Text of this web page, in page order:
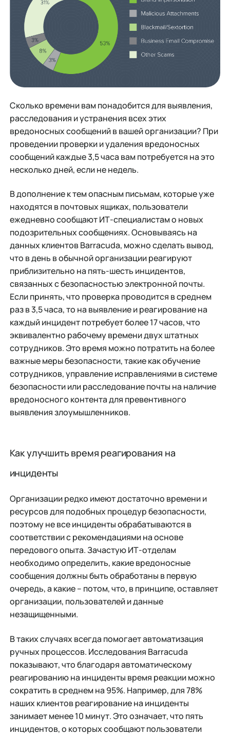
Сколько времени вам понадобится для выявления,
расследования и устранения всех этих
вредоносных сообщений в вашей организации? При
проведении проверки и удаления вредоносных
сообщений каждые 3,5 часа вам потребуется на это
несколько дней, если не недель.
В дополнение к тем опасным письмам, которые уже
находятся в почтовых ящиках, пользователи
ежедневно сообщают ИТ-специалистам о новых
подозрительных сообщениях. Основываясь на
данных клиентов Barracuda, можно сделать вывод,
что в день в обычной организации реагируют
приблизительно на пять-шесть инцидентов,
связанных с безопасностью электронной почты.
Если принять, что проверка проводится в среднем
раз в 3,5 часа, то на выявление и реагирование на
каждый инцидент потребует более 17 часов, что
эквивалентно рабочему времени двух штатных
сотрудников. Это время можно потратить на более
важные меры безопасности, такие как обучение
сотрудников, управление исправлениями в системе
безопасности или расследование почты на наличие
вредоносного контента для превентивного
выявления злоумышленников.
Как улучшить время реагирования на
инциденты
Организации редко имеют достаточно времени и
ресурсов для подобных процедур безопасности,
поэтому не все инциденты обрабатываются в
соответствии с рекомендациями на основе
передового опыта. Зачастую ИТ-отделам
необходимо определить, какие вредоносные
сообщения должны быть обработаны в первую
очередь, а какие – потом, что, в принципе, оставляет
организации, пользователей и данные
незащищенными.
В таких случаях всегда помогает автоматизация
ручных процессов. Исследования Barracuda
показывают, что благодаря автоматическому
реагированию на инциденты время реакции можно
сократить в среднем на 95%. Например, для 78%
наших клиентов реагирование на инциденты
занимает менее 10 минут. Это означает, что пять
инцидентов, о которых сообщают пользователи